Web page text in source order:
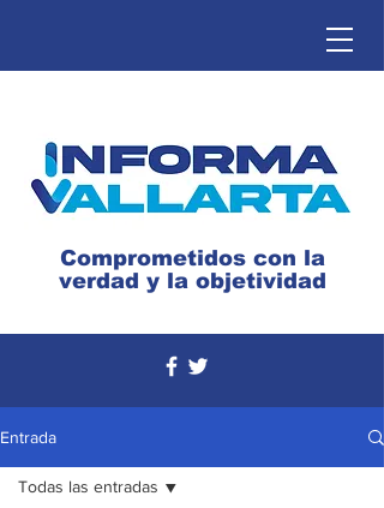
Comprometidos con la
verdad y la objetividad
Entrada
Todas las entradas